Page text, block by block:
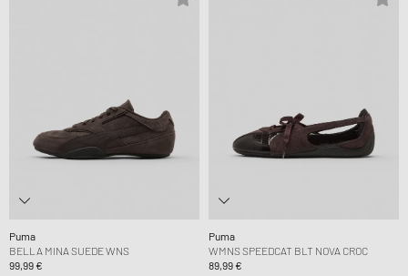
Puma
BELLA MINA SUEDE WNS
99,99 €
Puma
WMNS SPEEDCAT BLT NOVA CROC
89,99 €